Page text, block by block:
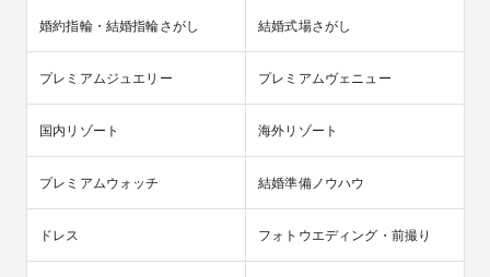
婚約指輪・結婚指輪さがし 結婚式場さがし
プレミアムジュエリー プレミアムヴェニュー
国内リゾート 海外リゾート
プレミアムウォッチ 結婚準備ノウハウ
ドレス フォトウエディング・前撮り